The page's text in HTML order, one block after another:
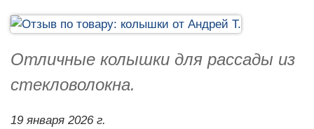
Отличные колышки для рассады из
стекловолокна.
19 января 2026 г.